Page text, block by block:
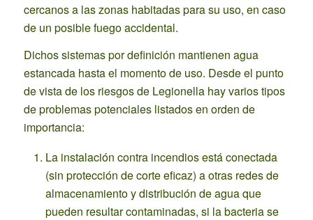
cercanos a las zonas habitadas para su uso, en caso
de un posible fuego accidental.
Dichos sistemas por definición mantienen agua
estancada hasta el momento de uso. Desde el punto
de vista de los riesgos de Legionella hay varios tipos
de problemas potenciales listados en orden de
importancia:
La instalación contra incendios está conectada
(sin protección de corte eficaz) a otras redes de
almacenamiento y distribución de agua que
pueden resultar contaminadas, si la bacteria se